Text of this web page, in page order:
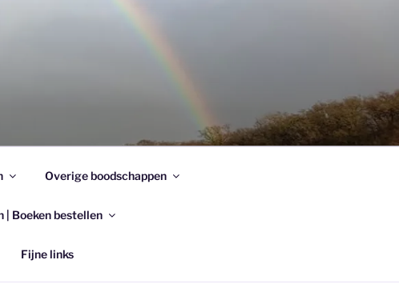
Overige boodschappen
| Boeken bestellen
Fijne links